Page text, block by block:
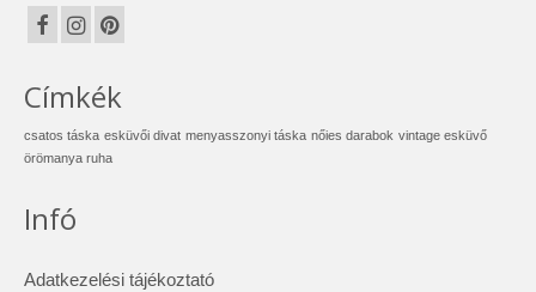
Címkék
csatos táska esküvői divat menyasszonyi táska nőies darabok vintage esküvő
örömanya ruha
Infó
Adatkezelési tájékoztató